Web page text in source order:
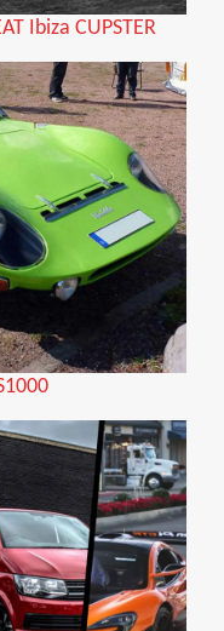
Ibiza CUPSTER